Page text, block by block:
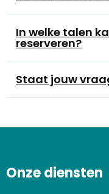
In welke talen
reserveren?
Staat jouw
Onze diensten